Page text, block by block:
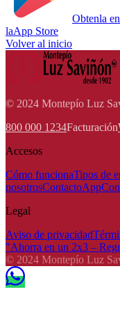
Obtenla en
laApp Store
Volver al inicio
© 2024 Montepío Luz
800 000 1234Facturación
Accesos
Cómo funcionaTipos de
nosotrosContactoApp
Legal
Aviso de privacidad
"Ahorra en un 2x3 –
© 2024 Montepío Luz